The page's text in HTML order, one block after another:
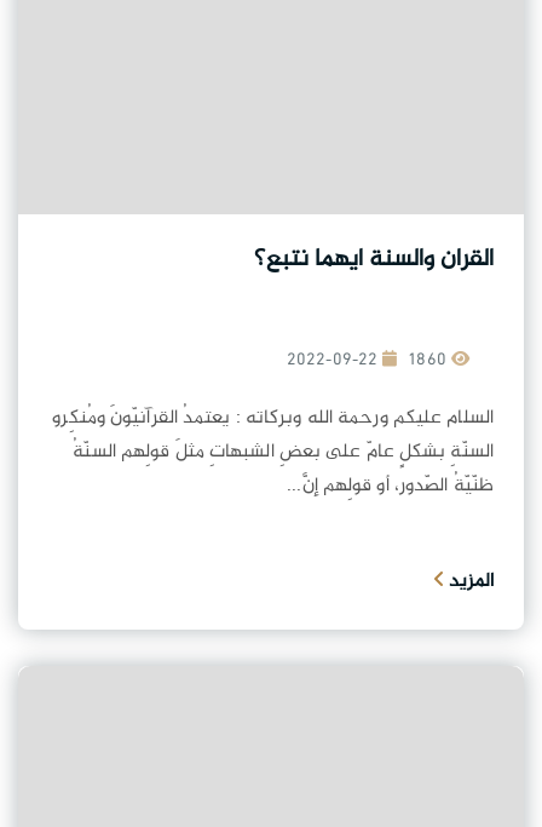
القران والسنة ايهما نتبع؟
2022-09-22
السلام عليكم ورحمة الله وبركاته : يعتمدُ القرآنيّونَ ومُنكِرو
السنّةِ بشكلٍ عامّ على بعضِ الشبهاتِ مثلَ قولِهم السنّةُ
ظنّيّةُ الصّدور، أو قولِهم إنَّ...
المزيد